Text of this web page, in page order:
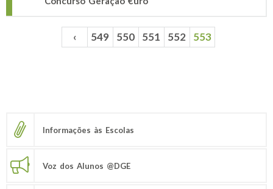
‹ 549 550 551 552 553
Informações às Escolas
Voz dos Alunos @DGE